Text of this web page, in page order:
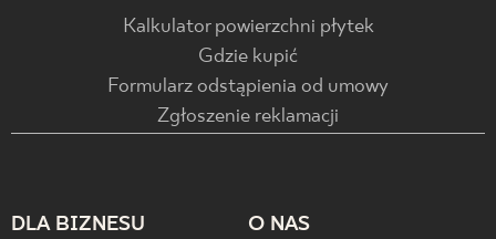
Kalkulator powierzchni płytek
Gdzie kupić
Formularz odstąpienia od umowy
Zgłoszenie reklamacji
DLA BIZNESU O NAS